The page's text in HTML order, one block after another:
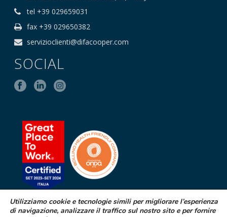
tel +39 029659031
fax +39 029650382
servizioclienti@difacooper.com
SOCIAL
Utilizziamo cookie e tecnologie simili per migliorare l’esperienza
di navigazione, analizzare il traffico sul nostro sito e per fornire